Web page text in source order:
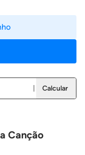
Calcular
Canção